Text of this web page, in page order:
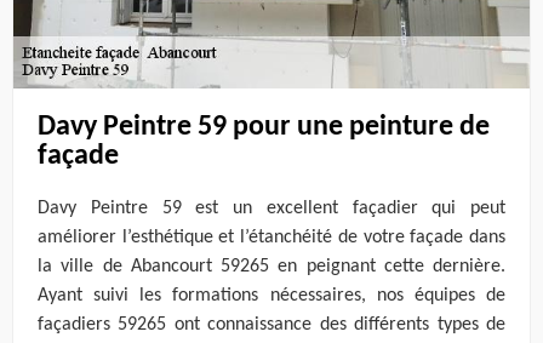
Davy Peintre 59 pour une peinture de
façade
Davy Peintre 59 est un excellent façadier qui peut
améliorer l’esthétique et l’étanchéité de votre façade dans
la ville de Abancourt 59265 en peignant cette dernière.
Ayant suivi les formations nécessaires, nos équipes de
façadiers 59265 ont connaissance des différents types de